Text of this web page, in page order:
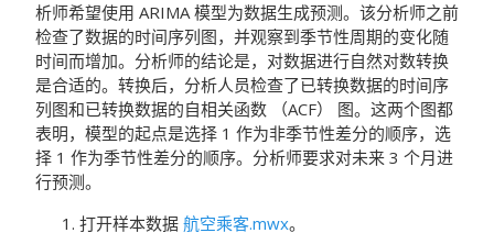
析师希望使用 ARIMA 模型为数据生成预测。该分析师之前
检查了数据的时间序列图，并观察到季节性周期的变化随
时间而增加。分析师的结论是，对数据进行自然对数转换
是合适的。转换后，分析人员检查了已转换数据的时间序
列图和已转换数据的自相关函数 （ACF） 图。这两个图都
表明，模型的起点是选择 1 作为非季节性差分的顺序，选
择 1 作为季节性差分的顺序。分析师要求对未来 3 个月进
行预测。
打开样本数据 航空乘客.mwx。